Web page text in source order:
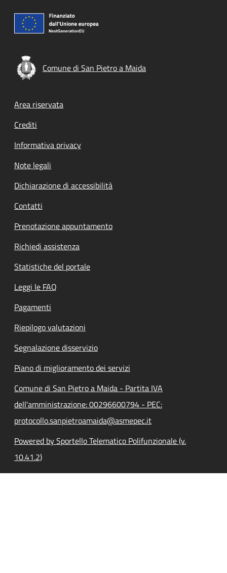
Comune di San Pietro a Maida
Footer menu
Area riservata
Crediti
Informativa privacy
Note legali
Dichiarazione di accessibilità
Contatti
Prenotazione appuntamento
Richiedi assistenza
Statistiche del portale
Leggi le FAQ
Pagamenti
Riepilogo valutazioni
Segnalazione disservizio
Piano di miglioramento dei servizi
Comune di San Pietro a Maida - Partita IVA
dell'amministrazione: 00296600794 - PEC:
protocollo.sanpietroamaida@asmepec.it
Powered by Sportello Telematico Polifunzionale (v.
10.41.2)